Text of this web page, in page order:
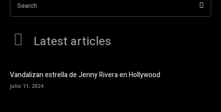
Search
Latest articles
Vandalizan estrella de Jenny Rivera en Hollywood
julio 11, 2024